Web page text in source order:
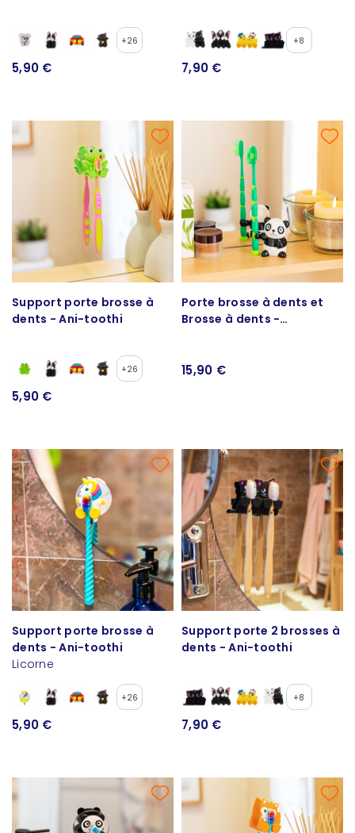
+26
5,90 €
+8
7,90 €
Support porte brosse à
dents - Ani-toothi
+26
5,90 €
Porte brosse à dents et
Brosse à dents -
15,90 €
Support porte brosse à
dents - Ani-toothi
Licorne
+26
5,90 €
Support porte 2 brosses à
dents - Ani-toothi
+8
7,90 €